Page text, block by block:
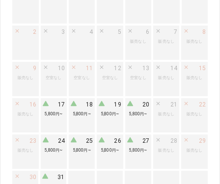
2 3 4 5 6
販売なし
7
販売なし
8
販売なし
9
販売なし
10
空室なし
11
空室なし
12
空室なし
13
空室なし
14
販売なし
15
販売なし
16
販売なし
17
5,800円 ~
18
5,800円 ~
19
5,800円 ~
20
5,800円 ~
21
販売なし
22
販売なし
23
販売なし
24
5,800円 ~
25
5,800円 ~
26
5,800円 ~
27
5,800円 ~
28
販売なし
29
販売なし
30 31